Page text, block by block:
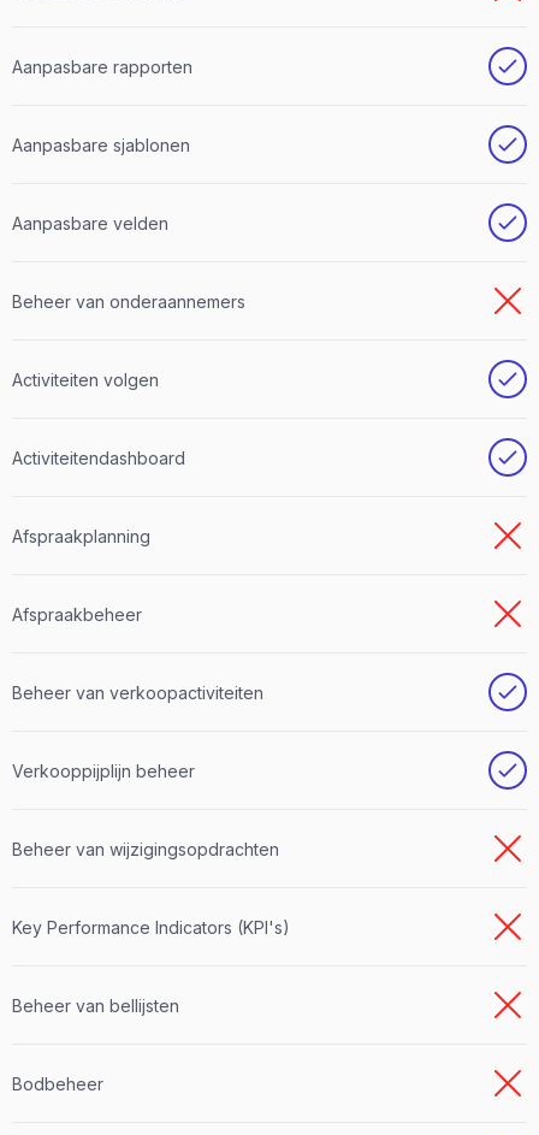
Aanpasbare rapporten
Aanpasbare sjablonen
Aanpasbare velden
Beheer van onderaannemers
Activiteiten volgen
Activiteitendashboard
Afspraakplanning
Afspraakbeheer
Beheer van verkoopactiviteiten
Verkooppijplijn beheer
Beheer van wijzigingsopdrachten
Key Performance Indicators (KPI's)
Beheer van bellijsten
Bodbeheer